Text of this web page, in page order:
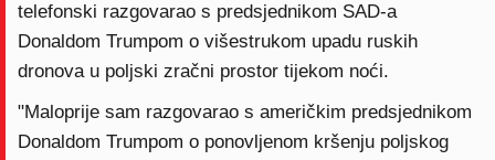
telefonski razgovarao s predsjednikom SAD-a
Donaldom Trumpom o višestrukom upadu ruskih
dronova u poljski zračni prostor tijekom noći.
"Maloprije sam razgovarao s američkim predsjednikom
Donaldom Trumpom o ponovljenom kršenju poljskog